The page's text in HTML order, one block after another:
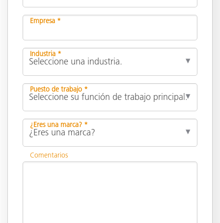
Empresa *
Industria *
Puesto de trabajo *
¿Eres una marca? *
Comentarios